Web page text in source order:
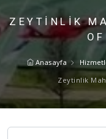
ZEYTINLIK
Anasayfa
Zeytinlik